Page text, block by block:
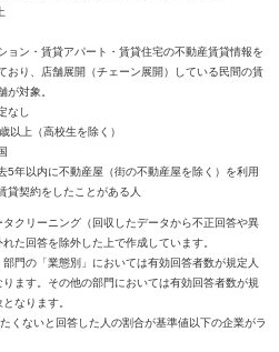
ョン・賃貸アパート・賃貸住宅の不動産賃貸情報を
おり、店舗展開（チェーン展開）している民間の賃
が対象。
なし
以上（高校生を除く）
5年以内に不動産屋（街の不動産屋を除く）を利用
貸契約をしたことがある人
クリーニング（回収したデータから不正回答や異
た回答を除外した上で作成しています。
門の「業態別」においては有効回答者数が規定人
ます。その他の部門においては有効回答者数が規
なります。
くないと回答した人の割合が基準値以下の企業がラ